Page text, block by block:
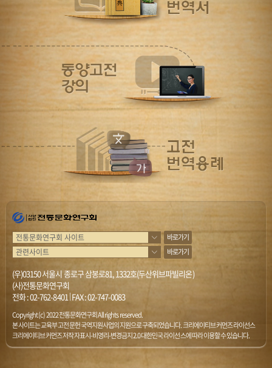
바로가기
바로가기
(우)03150 서울시 종로구 삼봉로81, 1332호(두산위브파빌리온)
(사)전통문화연구회
전화 :02-762-8401|FAX : 02-747-0083
Copyright (c) 2022 전통문화연구회 All rights reserved.
본 사이트는 교육부 고전문헌 국역지원사업의 지원으로 구축되었습니다. 크리에이티브 커먼즈 라이선스
크리에이티브 커먼즈 저작자표시-비영리-변경금지 2.0 대한민국 라이선스에 따라 이용할 수 있습니다.